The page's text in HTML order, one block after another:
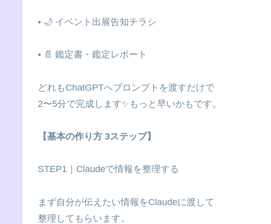
• 🌙 イベント出展告知チラシ
• 📄 鑑定書・鑑定レポート
どれもChatGPTへプロンプトを渡すだけで
2〜5分で完成します✨もっと早いかもです。
【基本の作り方 3ステップ】
STEP1｜Claudeで情報を整理する
まず自分が伝えたい情報をClaudeに渡して
整理してもらいます。